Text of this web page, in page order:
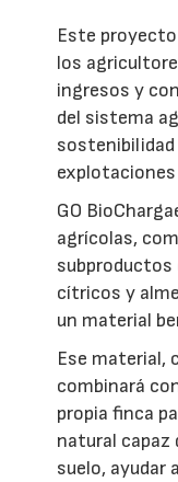
Este
los
ingresos y
del sistema
sostenibilidad
GO
agrícolas,
cítricos y
un material
Ese material,
combinará
propia finca
natural capaz
suelo, ayudar